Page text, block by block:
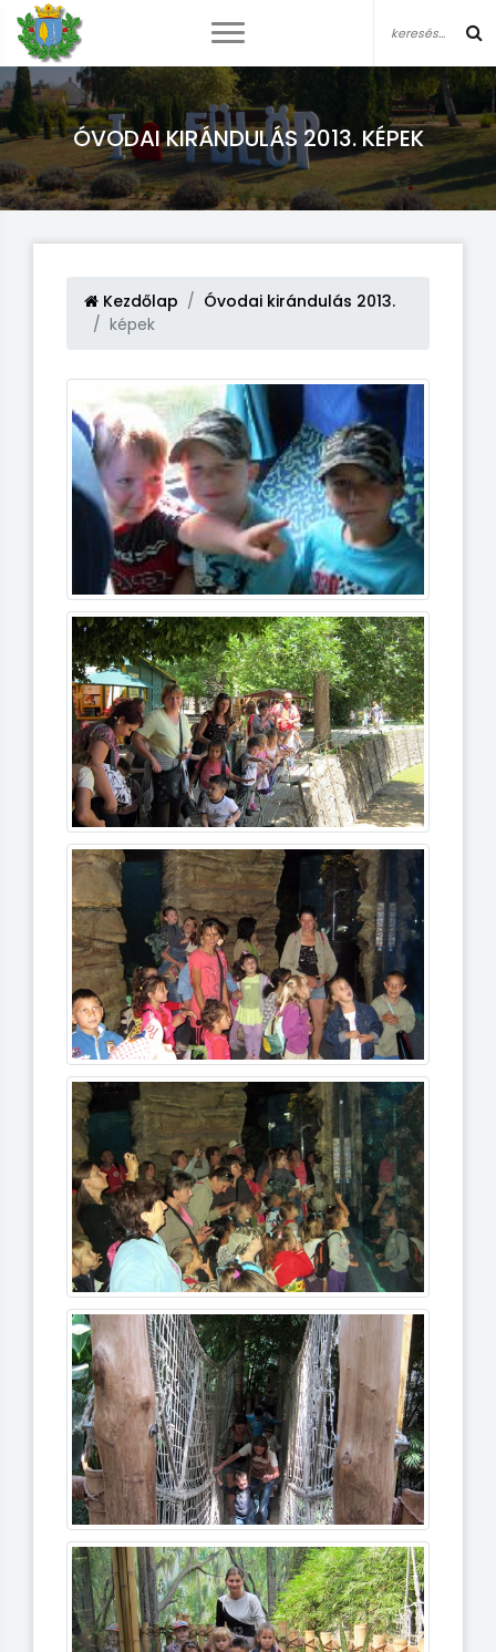
ÓVODAI KIRÁNDULÁS 2013. KÉPEK
Kezdőlap
Óvodai kirándulás 2013.
képek